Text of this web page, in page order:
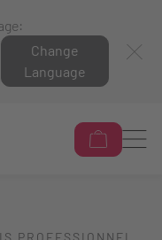
Change
Language
PROFESSIONNEL